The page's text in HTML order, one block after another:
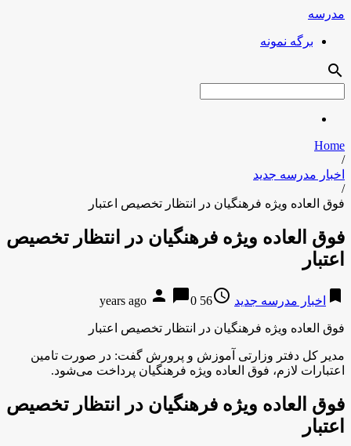
مدرسه
برگه نمونه
search
Home
/
اخبار مدرسه جدید
/
فوق العاده ویژه فرهنگیان در انتظار تخصیص اعتبار
فوق العاده ویژه فرهنگیان در انتظار تخصیص
اعتبار
bookmark اخبار مدرسه جدید access_time
56 years ago
person chat_bubble0
فوق العاده ویژه فرهنگیان در انتظار تخصیص اعتبار
مدیر کل دفتر وزارتی آموزش و پرورش گفت: در صورت تامین
اعتبارات لازم، فوق العاده ویژه فرهنگیان پرداخت می‌شود.
فوق العاده ویژه فرهنگیان در انتظار تخصیص
اعتبار